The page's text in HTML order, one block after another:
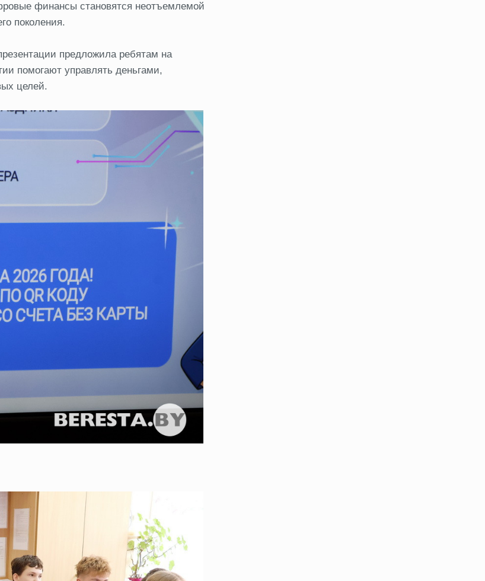
финансы становятся неотъемлемой
поколения.
предложила ребятам на
помогают управлять деньгами,
целей.